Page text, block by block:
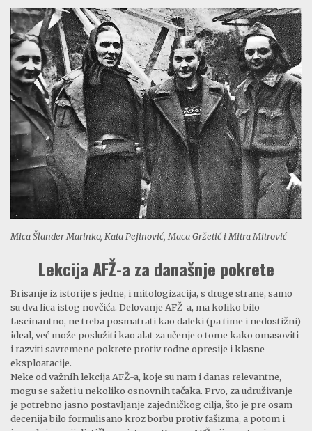
Mica Šlander Marinko, Kata Pejinović, Maca Gržetić i Mitra Mitrović
Lekcija AFŽ-a za današnje pokrete
Brisanje iz istorije s jedne, i mitologizacija, s druge strane, samo
su dva lica istog novčića. Delovanje AFŽ-a, ma koliko bilo
fascinantno, ne treba posmatrati kao daleki (pa time i nedostižni)
ideal, već može poslužiti kao alat za učenje o tome kako omasoviti
i razviti savremene pokrete protiv rodne opresije i klasne
eksploatacije.
Neke od važnih lekcija AFŽ-a, koje su nam i danas relevantne,
mogu se sažeti u nekoliko osnovnih tačaka. Prvo, za udruživanje
je potrebno jasno postavljanje zajedničkog cilja, što je pre osam
decenija bilo formulisano kroz borbu protiv fašizma, a potom i